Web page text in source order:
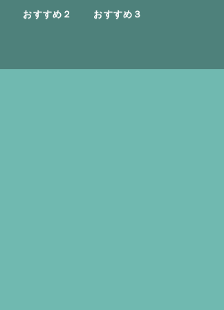
おすすめ２ おすすめ３